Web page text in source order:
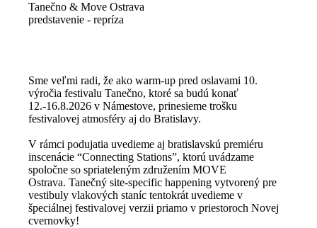
Tanečno & Move Ostrava
predstavenie - repríza
Sme veľmi radi, že ako warm-up pred oslavami 10.
výročia festivalu Tanečno, ktoré sa budú konať
12.-16.8.2026 v Námestove, prinesieme trošku
festivalovej atmosféry aj do Bratislavy.
V rámci podujatia uvedieme aj bratislavskú premiéru
inscenácie “Connecting Stations”, ktorú uvádzame
spoločne so spriateleným združením MOVE
Ostrava. Tanečný site-specific happening vytvorený pre
vestibuly vlakových staníc tentokrát uvedieme v
špeciálnej festivalovej verzii priamo v priestoroch Novej
cvernovky!